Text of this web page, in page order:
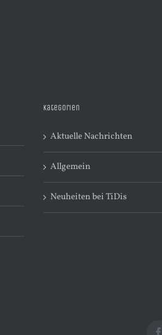
Kategorien
Aktuelle Nachrichten
Allgemein
Neuheiten bei TiDis